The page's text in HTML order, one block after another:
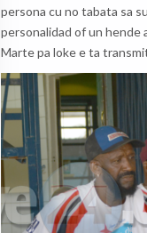
persona cu no tabata sa
personalidad of un hende
Marte pa loke e ta